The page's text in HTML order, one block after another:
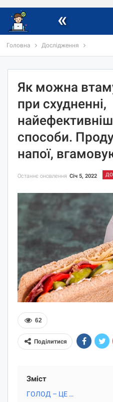
«
Головна Дослідження
Як можна
при схудненні,
способи.
напої,
Останнє оновлення Січ 5, 2022
62
Поділитися
Зміст
ГОЛОД – ЦЕ …